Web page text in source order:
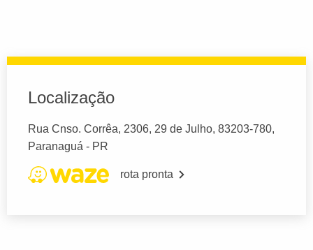
Localização
Rua Cnso. Corrêa, 2306, 29 de Julho, 83203-780,
Paranaguá - PR
rota pronta